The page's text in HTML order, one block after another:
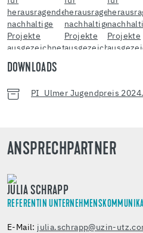
DOWNLOADS
PI_Ulmer Jugendpreis
ANSPRECHPARTNER
JULIA SCHRAPP
REFERENTIN
E-Mail: julia.schrapp@uzin-